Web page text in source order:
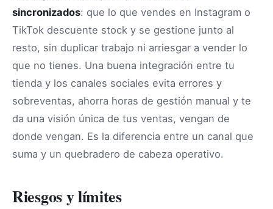
sincronizados: que lo que vendes en Instagram o
TikTok descuente stock y se gestione junto al
resto, sin duplicar trabajo ni arriesgar a vender lo
que no tienes. Una buena integración entre tu
tienda y los canales sociales evita errores y
sobreventas, ahorra horas de gestión manual y te
da una visión única de tus ventas, vengan de
donde vengan. Es la diferencia entre un canal que
suma y un quebradero de cabeza operativo.
Riesgos y límites